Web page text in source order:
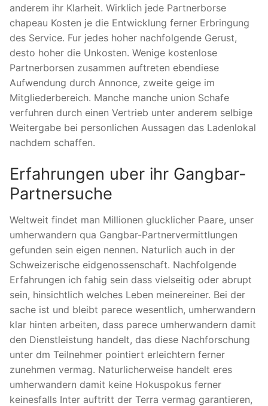
anderem ihr Klarheit. Wirklich jede Partnerborse
chapeau Kosten je die Entwicklung ferner Erbringung
des Service. Fur jedes hoher nachfolgende Gerust,
desto hoher die Unkosten. Wenige kostenlose
Partnerborsen zusammen auftreten ebendiese
Aufwendung durch Annonce, zweite geige im
Mitgliederbereich. Manche manche union Schafe
verfuhren durch einen Vertrieb unter anderem selbige
Weitergabe bei personlichen Aussagen das Ladenlokal
nachdem schaffen.
Erfahrungen uber ihr Gangbar-
Partnersuche
Weltweit findet man Millionen glucklicher Paare, unser
umherwandern qua Gangbar-Partnervermittlungen
gefunden sein eigen nennen. Naturlich auch in der
Schweizerische eidgenossenschaft. Nachfolgende
Erfahrungen ich fahig sein dass vielseitig oder abrupt
sein, hinsichtlich welches Leben meinereiner. Bei der
sache ist und bleibt parece wesentlich, umherwandern
klar hinten arbeiten, dass parece umherwandern damit
den Dienstleistung handelt, das diese Nachforschung
unter dm Teilnehmer pointiert erleichtern ferner
zunehmen vermag. Naturlicherweise handelt eres
umherwandern damit keine Hokuspokus ferner
keinesfalls Inter auftritt der Terra vermag garantieren,